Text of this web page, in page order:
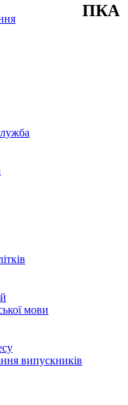
мови
випускників
ПКА